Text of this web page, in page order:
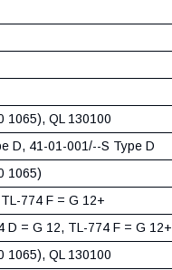
1065), QL 130100
D, 41-01-001/--S Type D
1065)
774 F = G 12+
D = G 12, TL-774 F = G 12+
1065), QL 130100